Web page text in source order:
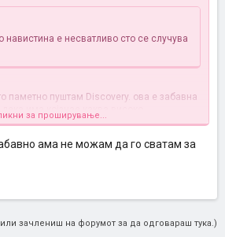
навистина е несватливо сто се случува
паметно пуштам Discovery. ова е забавна
дека има којзнае каква високо
за проширување...
ама не можам да го сватам за
зачлениш на форумот за да одговараш тука.)